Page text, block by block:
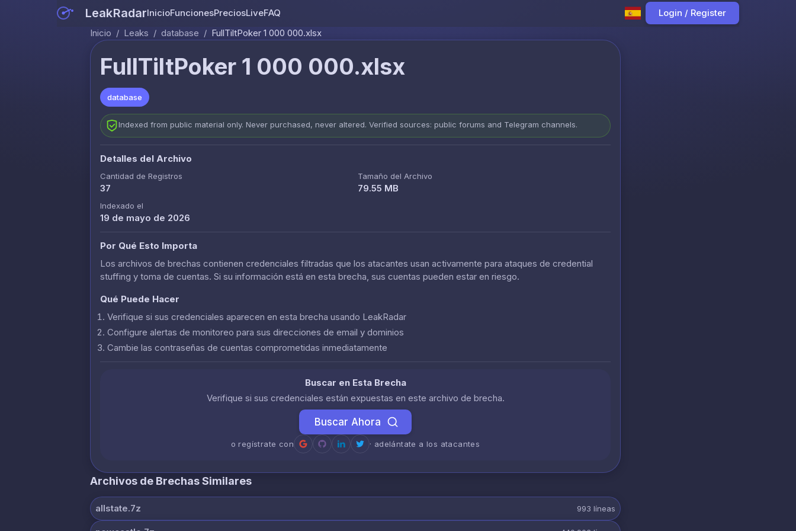
LeakRadarInicioFuncionesPreciosLiveFAQ
Login / Register
Inicio / Leaks / database / FullTiltPoker 1 000 000.xlsx
FullTiltPoker 1 000 000.xlsx
database
Indexed from public material only. Never purchased, never altered. Verified sources: public forums and Telegram channels.
Detalles del Archivo
Cantidad de Registros
37
Tamaño del Archivo
79.55 MB
Indexado el
19 de mayo de 2026
Por Qué Esto Importa
Los archivos de brechas contienen credenciales filtradas que los atacantes usan activamente para ataques de credential
stuffing y toma de cuentas. Si su información está en esta brecha, sus cuentas pueden estar en riesgo.
Qué Puede Hacer
Verifique si sus credenciales aparecen en esta brecha usando LeakRadar
Configure alertas de monitoreo para sus direcciones de email y dominios
Cambie las contraseñas de cuentas comprometidas inmediatamente
Buscar en Esta Brecha
Verifique si sus credenciales están expuestas en este archivo de brecha.
Buscar Ahora
o regístrate con · adelántate a los atacantes
Archivos de Brechas Similares
allstate.7z 993 líneas